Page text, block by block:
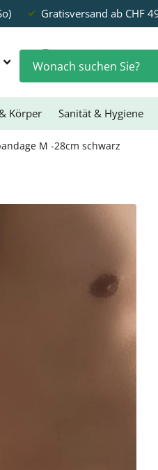
Gratisversand ab CHF
Körper Sanität & Hygiene
M -28cm schwarz